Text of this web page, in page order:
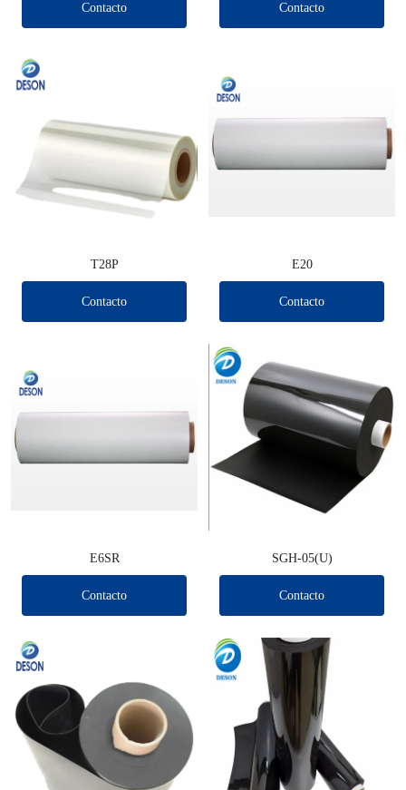
Contacto Contacto
T28P
Contacto
E20
Contacto
E6SR
Contacto
SGH-05(U)
Contacto